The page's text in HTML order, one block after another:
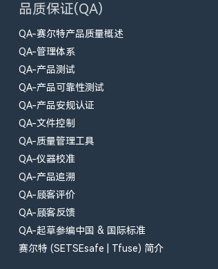
品质保证(QA)
QA-赛尔特产品质量概述
QA-管理体系
QA-产品测试
QA-产品可靠性测试
QA-产品安规认证
QA-文件控制
QA-质量管理工具
QA-仪器校准
QA-产品追溯
QA-顾客评价
QA-顾客反馈
QA-起草参编中国 & 国际标准
赛尔特 (SETSEsafe | Tfuse) 简介